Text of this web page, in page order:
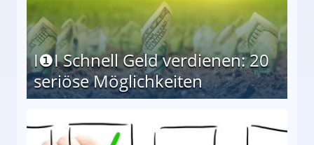
I❶I Schnell Geld verdienen: 20
seriöse Möglichkeiten